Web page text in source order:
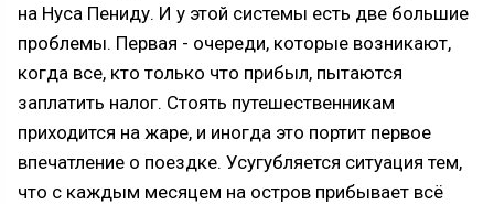
на Нуса Пениду. И у этой системы есть две большие
проблемы. Первая - очереди, которые возникают,
когда все, кто только что прибыл, пытаются
заплатить налог. Стоять путешественникам
приходится на жаре, и иногда это портит первое
впечатление о поездке. Усугубляется ситуация тем,
что с каждым месяцем на остров прибывает всё